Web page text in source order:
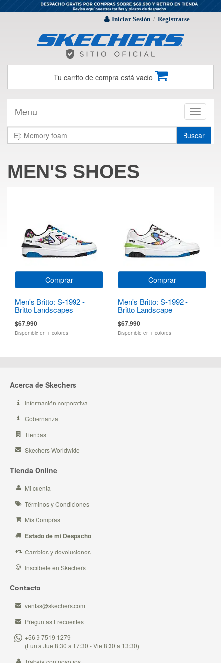
Iniciar Sesión / Registrarse
Tu carrito de compra está vacío
Toggle
Menu
Buscar
MEN'S SHOES
Comprar
Men's Britto: S-1992 -
Britto Landscapes
$67.990
Disponible en 1 colores
Comprar
Men's Britto: S-1992 -
Britto Landscape
$67.990
Disponible en 1 colores
Acerca de Skechers
Información corporativa
Gobernanza
Tiendas
Skechers Worldwide
Tienda Online
Mi cuenta
Términos y Condiciones
Mis Compras
Estado de mi Despacho
Cambios y devoluciones
Inscribete en Skechers
Contacto
ventas@skechers.com
Preguntas Frecuentes
+56 9 7519 1279
(Lun a Jue 8:30 a 17:30 - Vie 8:30 a 13:30)
Trabaja con nosotros